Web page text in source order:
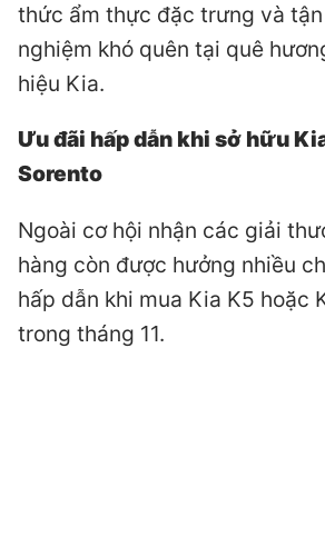
thức ẩm thực đặc trưng và
nghiệm khó quên tại quê
hiệu Kia.
Ưu đãi hấp dẫn khi sở hữu
Sorento
Ngoài cơ hội nhận các giải
hàng còn được hưởng nhiều
hấp dẫn khi mua Kia K5 hoặc
trong tháng 11.